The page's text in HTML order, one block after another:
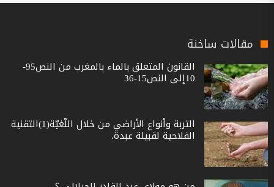
مقالات ساخنة
القانون المتعلق بالماء بالمغرب من النص95-
10إلى النص15-36
التربة وأنواع الأراضي من خلال اللّغيّة(1)التقنية
الفلاحية لقبيلة عبدة.